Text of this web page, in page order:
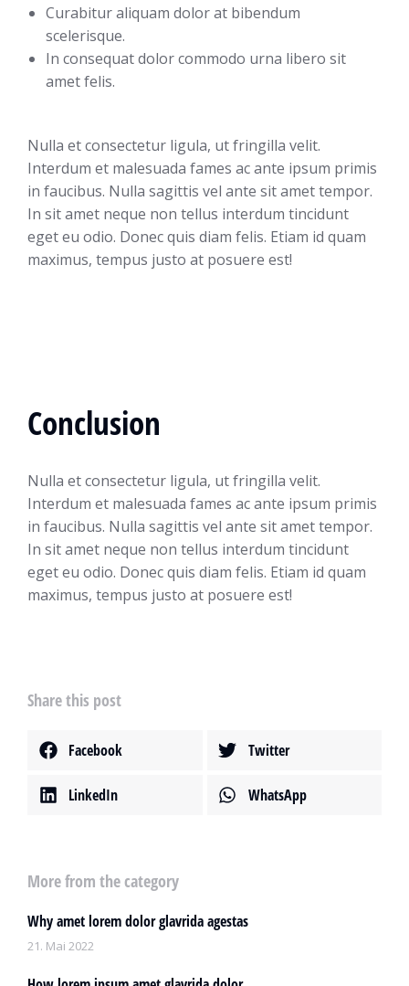
Curabitur aliquam dolor at bibendum
scelerisque.
In consequat dolor commodo urna libero sit
amet felis.
Nulla et consectetur ligula, ut fringilla velit.
Interdum et malesuada fames ac ante ipsum primis
in faucibus. Nulla sagittis vel ante sit amet tempor.
In sit amet neque non tellus interdum tincidunt
eget eu odio. Donec quis diam felis. Etiam id quam
maximus, tempus justo at posuere est!
Conclusion
Nulla et consectetur ligula, ut fringilla velit.
Interdum et malesuada fames ac ante ipsum primis
in faucibus. Nulla sagittis vel ante sit amet tempor.
In sit amet neque non tellus interdum tincidunt
eget eu odio. Donec quis diam felis. Etiam id quam
maximus, tempus justo at posuere est!
Share this post
Facebook Twitter
LinkedIn WhatsApp
More from the category
Why amet lorem dolor glavrida agestas
21. Mai 2022